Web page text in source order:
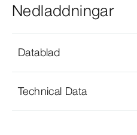
Nedladdningar
Datablad
Technical Data